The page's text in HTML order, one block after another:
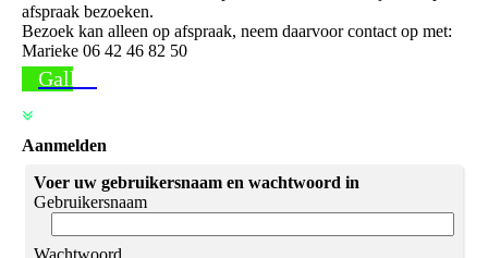
afspraak bezoeken.
Bezoek kan alleen op afspraak, neem daarvoor contact op met:
Marieke 06 42 46 82 50
Gallerij
Aanmelden
Voer uw gebruikersnaam en wachtwoord in
Gebruikersnaam